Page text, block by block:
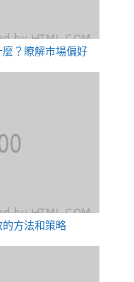
？瞭解市場偏好
方法和策略